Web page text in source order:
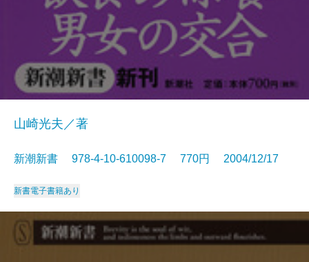
山崎光夫／著
新潮新書 978-4-10-610098-7 770円 2004/12/17
新書電子書籍あり